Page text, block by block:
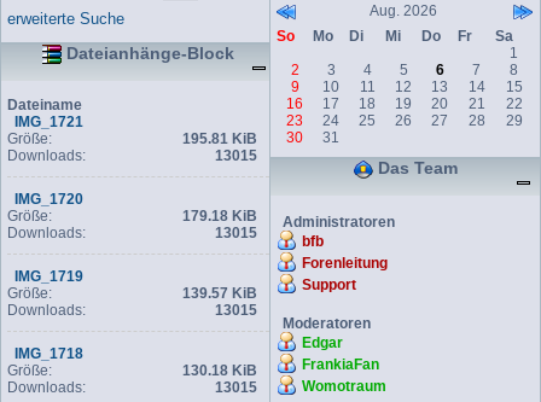
erweiterte Suche
Dateianhänge-Block
Dateiname
IMG_1721
Größe:
195.81 KiB
Downloads:
13015
IMG_1720
Größe:
179.18 KiB
Downloads:
13015
IMG_1719
Größe:
139.57 KiB
Downloads:
13015
IMG_1718
Größe:
130.18 KiB
Downloads:
13015
Aug. 2026
So
Mo Di Mi Do Fr
Sa
1
2
3 4 5 6 7
8
9
10 11 12 13 14
15
16
17 18 19 20 21
22
23
24 25 26 27 28
29
30
31
Das Team
Administratoren
bfb
Forenleitung
Support
Moderatoren
Edgar
FrankiaFan
Womotraum